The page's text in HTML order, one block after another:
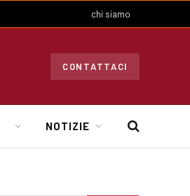
chi siamo
CONTATTACI
NOTIZIE